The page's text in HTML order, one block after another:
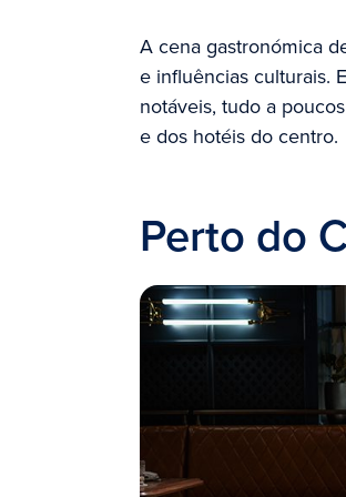
A cena gastronómica
e influências culturais.
notáveis, tudo a
e dos hotéis do centro.
Perto do